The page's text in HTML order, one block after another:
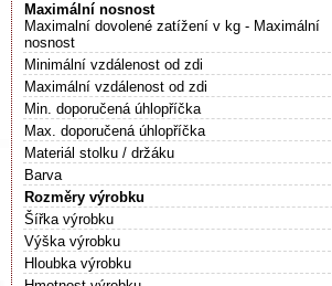
Maximální nosnost
Maximalní dovolené zatížení v kg - Maximální
nosnost
Minimální vzdálenost od zdi
Maximální vzdálenost od zdi
Min. doporučená úhlopříčka
Max. doporučená úhlopříčka
Materiál stolku / držáku
Barva
Rozměry výrobku
Šířka výrobku
Výška výrobku
Hloubka výrobku